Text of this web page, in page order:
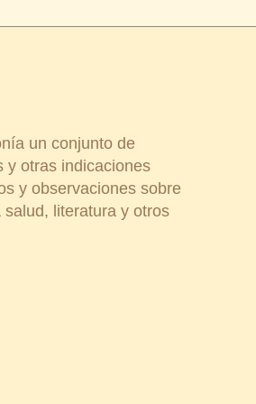
un conjunto de
y otras indicaciones
y observaciones sobre
literatura y otros